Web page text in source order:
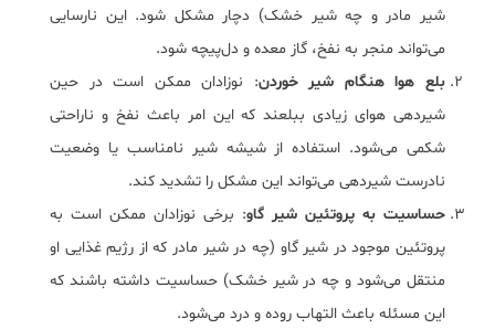
شیر مادر و چه شیر خشک) دچار مشکل شود. این نارسایی
می‌تواند منجر به نفخ، گاز معده و دل‌پیچه شود.
بلع هوا هنگام شیر خوردن: نوزادان ممکن است در حین
شیردهی هوای زیادی ببلعند که این امر باعث نفخ و ناراحتی
شکمی می‌شود. استفاده از شیشه شیر نامناسب یا وضعیت
نادرست شیردهی می‌تواند این مشکل را تشدید کند.
حساسیت به پروتئین شیر گاو: برخی نوزادان ممکن است به
پروتئین موجود در شیر گاو (چه در شیر مادر که از رژیم غذایی او
منتقل می‌شود و چه در شیر خشک) حساسیت داشته باشند که
این مسئله باعث التهاب روده و درد می‌شود.